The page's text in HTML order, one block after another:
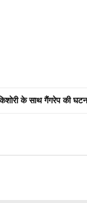
के साथ गैंगरेप की